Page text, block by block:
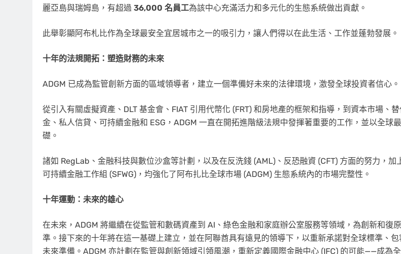
麗亞島與瑞姆島，有超過 36,000 名員工為該中心充滿活力和多元化的生態系統做出貢獻。
此舉彰顯阿布札比作為全球最安全宜居城市之一的吸引力，讓人們得以在此生活、工作並蓬勃發展。
十年的法規開拓：塑造財務的未來
ADGM 已成為監管創新方面的區域領導者，建立一個準備好未來的法律環境，激發全球投資者信心。
從引入有關虛擬資產、DLT 基金會、FIAT 引用代幣化 (FRT) 和房地產的框架和指導，到資本市場、
金、私人信貸、可持續金融和 ESG，ADGM 一直在開拓進階級法規中發揮著重要的工作，並以全球
礎。
諸如 RegLab、金融科技與數位沙盒等計劃，以及在反洗錢 (AML)、反恐融資 (CFT) 方面的努力，加
可持續金融工作組 (SFWG)，均強化了阿布扎比全球市場 (ADGM) 生態系統內的市場完整性。
十年運動：未來的雄心
在未來，ADGM 將繼續在從監管和數碼資產到 AI、綠色金融和家庭辦公室服務等領域，為創新和復
準。接下來的十年將在這一基礎上建立，並在阿聯酋具有遠見的領導下，以重新承諾對全球標準、包
未來準備。ADGM 亦計劃在監管與創新領域引領風潮，重新定義國際金融中心 (IFC) 的可能——成為